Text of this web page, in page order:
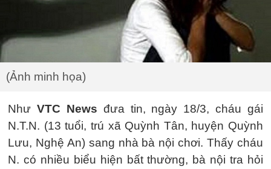
(Ảnh minh họa)
Như VTC News đưa tin, ngày 18/3, cháu gái
N.T.N. (13 tuổi, trú xã Quỳnh Tân, huyện Quỳnh
Lưu, Nghệ An) sang nhà bà nội chơi. Thấy cháu
N. có nhiều biểu hiện bất thường, bà nội tra hỏi